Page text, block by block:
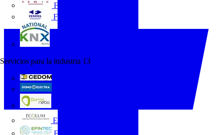
FENIE
FENITEL
Servicios para la industria 13
Ecolum
Efintec